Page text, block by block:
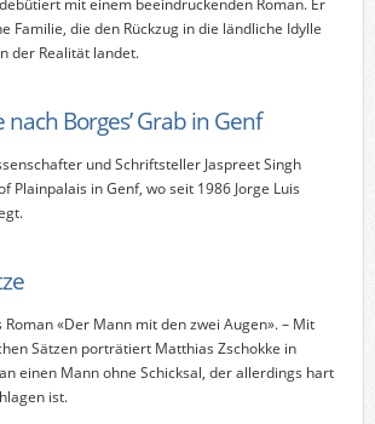
Familie, die den Rückzug in die ländliche Idylle
der Realität landet.
Borges’ Grab in Genf
und Schriftsteller Jaspreet Singh
Plainpalais in Genf, wo seit 1986 Jorge Luis
«Der Mann mit den zwei Augen». – Mit
Sätzen porträtiert Matthias Zschokke in
einen Mann ohne Schicksal, der allerdings hart
ist.